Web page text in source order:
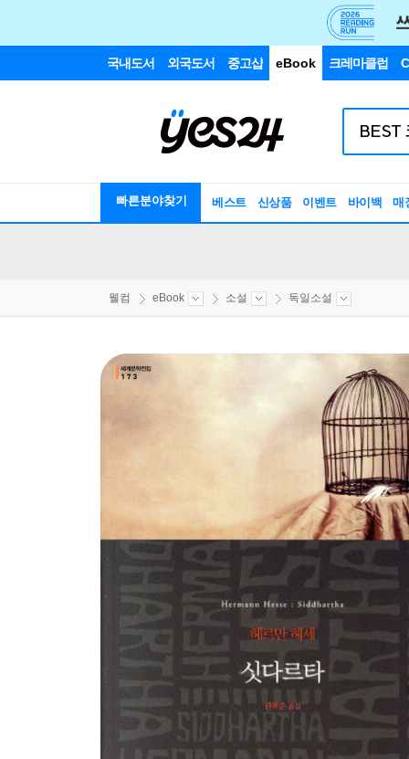
국내도서 외국도서 중고샵 eBook 크레마클럽
빠른분야찾기 베스트 신상품 이벤트 바이백 매
웰컴 eBook 소설 독일소설